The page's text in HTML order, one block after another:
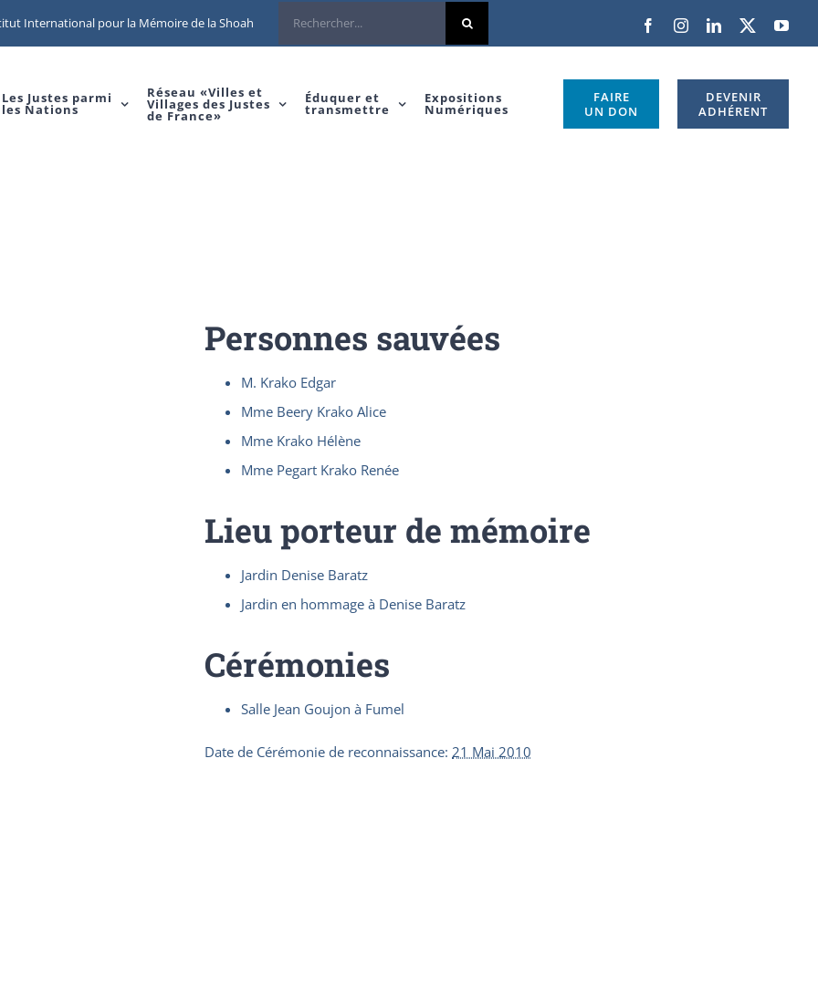
International pour la Mémoire de la Shoah Rechercher
FacebookInstagramLinkedIn
X
Les Justes parmi
les Nations
Réseau «Villes et
Villages des Justes
de France»
Éduquer et
transmettre
Expositions
Numériques
FAIRE
UN DON
DEVENIR
ADHÉRENT
Personnes sauvées
M. Krako Edgar
Mme Beery Krako Alice
Mme Krako Hélène
Mme Pegart Krako Renée
Lieu porteur de mémoire
Jardin Denise Baratz
Jardin en hommage à Denise Baratz
Cérémonies
Salle Jean Goujon à Fumel
Date de Cérémonie de reconnaissance: 21 Mai 2010